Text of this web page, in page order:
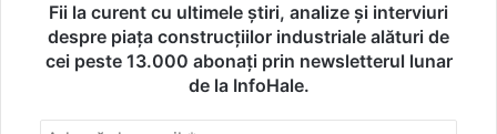
Fii la curent cu ultimele știri, analize și interviuri
despre piața construcțiilor industriale alături de
cei peste 13.000 abonați prin newsletterul lunar
de la InfoHale.